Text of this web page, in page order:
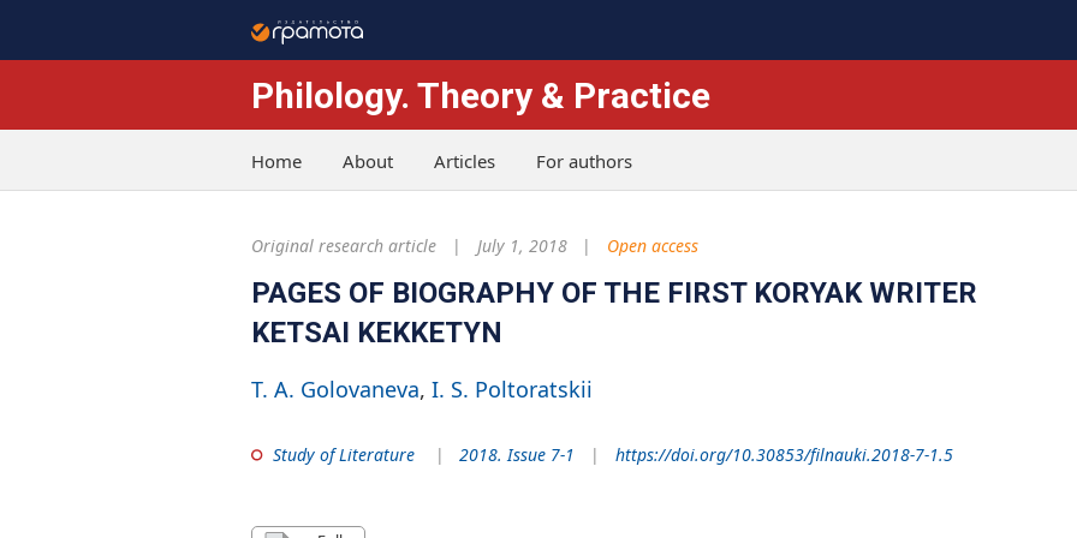
Philology. Theory & Practice
Home About Articles For authors
Original research article July 1, 2018 Open access
PAGES OF BIOGRAPHY OF THE FIRST KORYAK WRITER
KETSAI KEKKETYN
T. A. Golovaneva I. S. Poltoratskii
Study of Literature 2018. Issue 7-1 https://doi.org/10.30853/filnauki.2018-7-1.5